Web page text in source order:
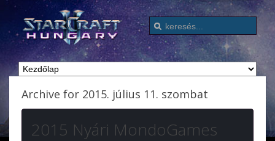
Archive for 2015. július 11. szombat
2015 Nyári MondoGames